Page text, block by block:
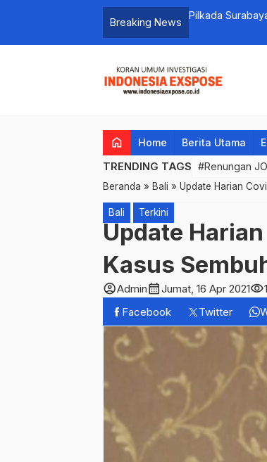
Breaking News
Pilkada
home Home Berita Utama
TRENDING TAGS #Renungan
Beranda » Bali » Update Harian
Bali Terkini
Update
Kasus
account_circleAdmincalendar_monthJumat, 16 Apr 2021visibility
Facebook
Twitter